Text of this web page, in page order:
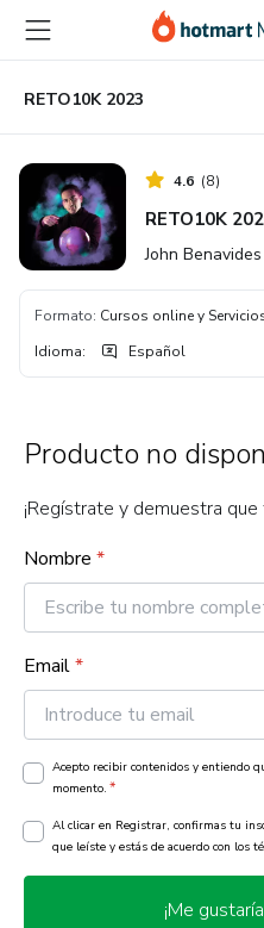
principal
página
de
página
RETO10K 2023
4.6 (8)
RETO10K
John Benavides
Formato: Cursos online y
Idioma: Español
Producto no
¡Regístrate y demuestra
Nombre *
Email*
Acepto recibir contenidos y entiendo
momento. *
Al clicar en Registrar, confirmas tu
que leíste y estás de acuerdo con los
¡Me